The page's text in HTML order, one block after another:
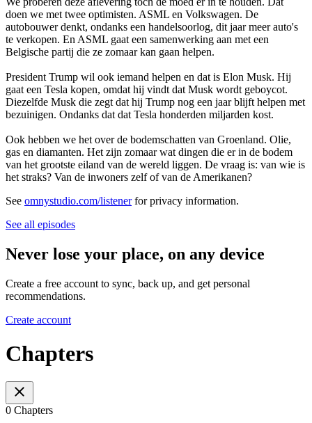
doen we met twee optimisten. ASML en Volkswagen. De
autobouwer denkt, ondanks een handelsoorlog, dit jaar meer auto's
te verkopen. En ASML gaat een samenwerking aan met een
Belgische partij die ze zomaar kan gaan helpen.
President Trump wil ook iemand helpen en dat is Elon Musk. Hij
gaat een Tesla kopen, omdat hij vindt dat Musk wordt geboycot.
Diezelfde Musk die zegt dat hij Trump nog een jaar blijft helpen met
bezuinigen. Ondanks dat dat Tesla honderden miljarden kost.
Ook hebben we het over de bodemschatten van Groenland. Olie,
gas en diamanten. Het zijn zomaar wat dingen die er in de bodem
van het grootste eiland van de wereld liggen. De vraag is: van wie is
het straks? Van de inwoners zelf of van de Amerikanen?
See omnystudio.com/listenerfor privacy information.
See all episodes
Never lose your place, on any device
Create a free account to sync, back up, and get personal
recommendations.
Create account
Chapters
0 Chapters